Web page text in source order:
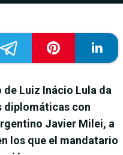
de Luiz Inácio Lula da
diplomáticas con
Javier Milei, a
los que el mandatario